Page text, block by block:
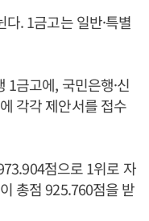
. 1금고는 일반·특별
1금고에, 국민은행·신
각각 제안서를 접수
점으로 1위로 자
총점 925.760점을 받